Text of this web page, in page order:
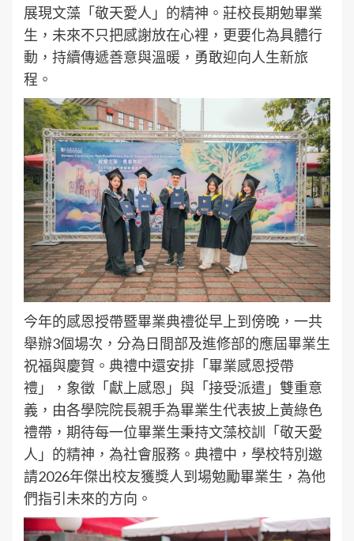
展現文藻「敬天愛人」的精神。莊校長期勉畢業
生，未來不只把感謝放在心裡，更要化為具體行
動，持續傳遞善意與溫暖，勇敢迎向人生新旅
程。
今年的感恩授帶暨畢業典禮從早上到傍晚，一共
舉辦3個場次，分為日間部及進修部的應屆畢業生
祝福與慶賀。典禮中還安排「畢業感恩授帶
禮」，象徵「獻上感恩」與「接受派遣」雙重意
義，由各學院院長親手為畢業生代表披上黃綠色
禮帶，期待每一位畢業生秉持文藻校訓「敬天愛
人」的精神，為社會服務。典禮中，學校特別邀
請2026年傑出校友獲獎人到場勉勵畢業生，為他
們指引未來的方向。